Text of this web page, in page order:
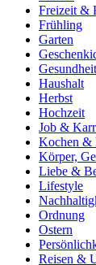
Freizeit &
Frühling
Garten
Gesundheit
Haushalt
Herbst
Hochzeit
Job &
Kochen &
Körper,
Liebe &
Lifestyle
Ordnung
Ostern
Reisen &